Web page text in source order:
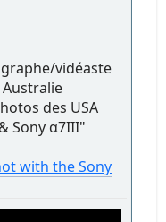
vidéaste
des USA
Sony α7III"
with the Sony